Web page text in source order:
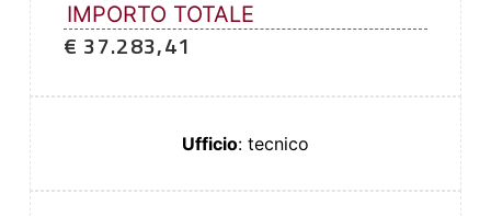
IMPORTO TOTALE
€ 37.283,41
Ufficio: tecnico